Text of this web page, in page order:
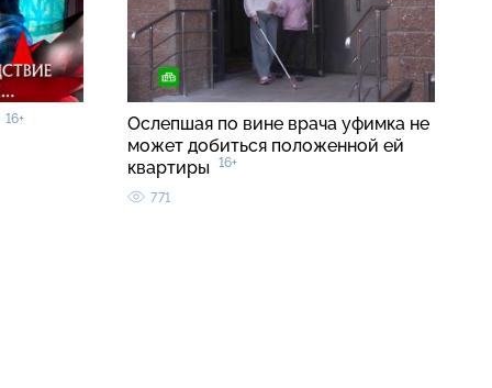
16+
Ослепшая по вине врача уфимка не
может добиться положенной ей
квартиры
16+
771